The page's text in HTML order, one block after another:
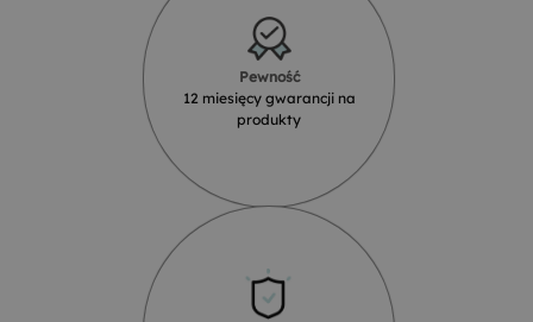
Pewność
12 miesięcy gwarancji na
produkty